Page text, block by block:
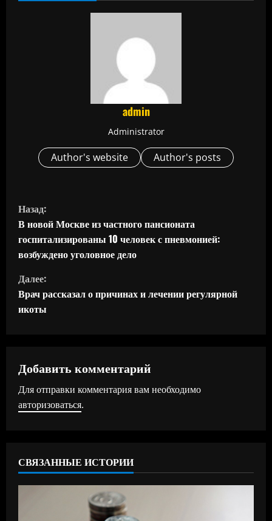
admin
Administrator
Author's website Author's posts
П
р
о
д
о
и
т
ч
т
Назад:
В новой Москве из частного пансионата
госпитализированы 10 человек с пневмонией:
возбуждено уголовное дело
Далее:
Врач рассказал о причинах и лечении регулярной
икоты
Добавить комментарий
Для отправки комментария вам необходимо
авторизоваться.
СВЯЗАННЫЕ ИСТОРИИ